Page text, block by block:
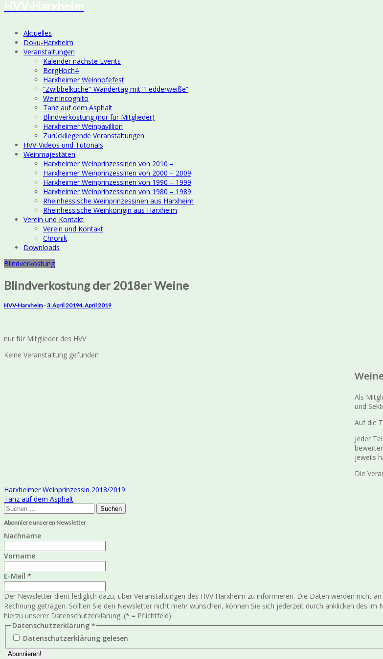
HVV-Harxheim
Aktuelles
Doku-Harxheim
Veranstaltungen
Kalender nächste Events
BergHoch4
Harxheimer Weinhöfefest
“Zwibbelkuche”-Wandertag mit “Fedderweiße”
WeinIncognito
Tanz auf dem Asphalt
Blindverkostung (nur für Mitglieder)
Harxheimer Weinpavillion
Zurückliegende Veranstaltungen
HVV-Videos und Tutorials
Weinmajestäten
Harxheimer Weinprinzessinen von 2010 –
Harxheimer Weinprinzessinen von 2000 – 2009
Harxheimer Weinprinzessinen von 1990 – 1999
Harxheimer Weinprinzessinen von 1980 – 1989
Rheinhessische Weinprinzessinen aus Harxheim
Rheinhessische Weinkönigin aus Harxheim
Verein und Kontakt
Verein und Kontakt
Chronik
Downloads
Blindverkostung
Blindverkostung der 2018er Weine
HVV-Harxheim-3. April 20194. April 2019
nur für Mitglieder des HVV
Keine Veranstaltung gefunden
Als
und
Auf die
Jeder
jeweils
Die
Beitragsnavigation
Harxheimer Weinprinzessin 2018/2019
Tanz auf dem Asphalt
Suchen
nach:
Abonniere unseren Newsletter
Nachname
Vorname
E-Mail *
Der Newsletter dient lediglich dazu, über Veranstaltungen des HVV Harxheim zu informieren. Die Daten werden nicht
Rechnung getragen. Sollten Sie den Newsletter nicht mehr wünschen, können Sie sich jederzeit durch anklicken des
hierzu unserer Datenschutzerklärung. (* = Pflichtfeld)
Datenschutzerklärung *
Datenschutzerklärung gelesen